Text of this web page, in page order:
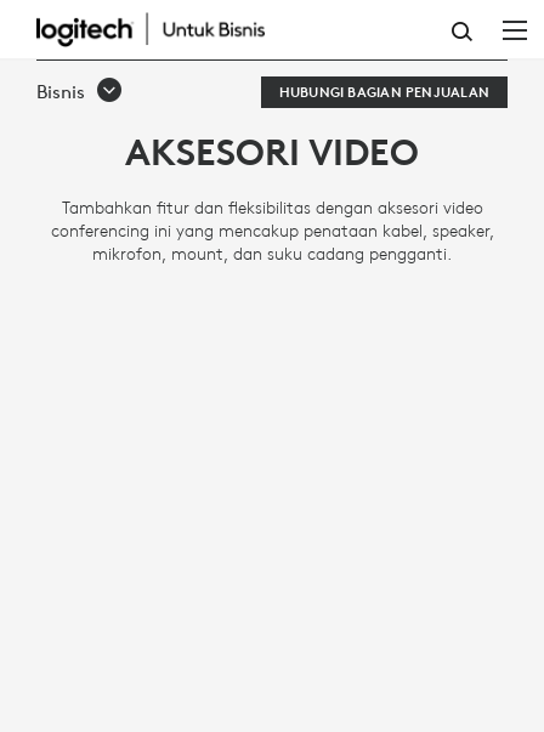
AKSESORI
VIDEO
CONFERENCING
Bisnis HUBUNGI BAGIAN PENJUALAN
AKSESORI VIDEO
Tambahkan fitur dan fleksibilitas dengan aksesori video
conferencing ini yang mencakup penataan kabel, speaker,
mikrofon, mount, dan suku cadang pengganti.